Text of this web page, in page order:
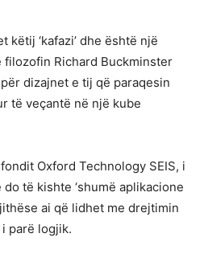
këtij ‘kafazi’ dhe është një
Richard Buckminster
dizajnet e tij që paraqesin
të veçantë në një kube
Oxford Technology SEIS, i
të kishte ‘shumë aplikacione
ai që lidhet me drejtimin
parë logjik.